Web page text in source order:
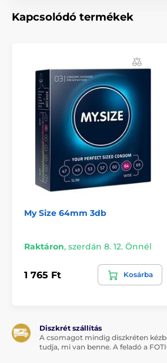
Kapcsolódó termékek
My Size 64mm 3db
Raktáron, szerdán 8. 12. Önnél
1 765 Ft Kosárba
Diszkrét szállítás
A csomagot mindig diszkréten
tudja, mi van benne. A feladó a